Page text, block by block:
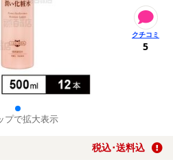
プで拡大表示
5
税込･送料込